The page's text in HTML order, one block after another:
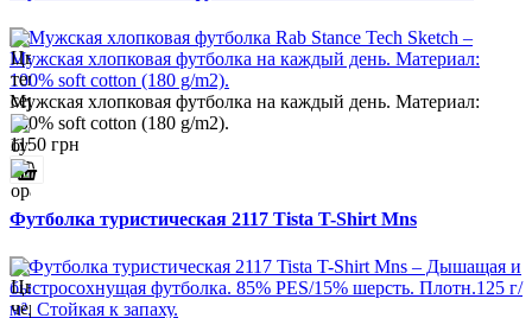
Мужская хлопковая футболка на каждый день. Материал:
100% soft cotton (180 g/m2).
1150 грн
Футболка туристическая 2117 Tista T-Shirt Mns